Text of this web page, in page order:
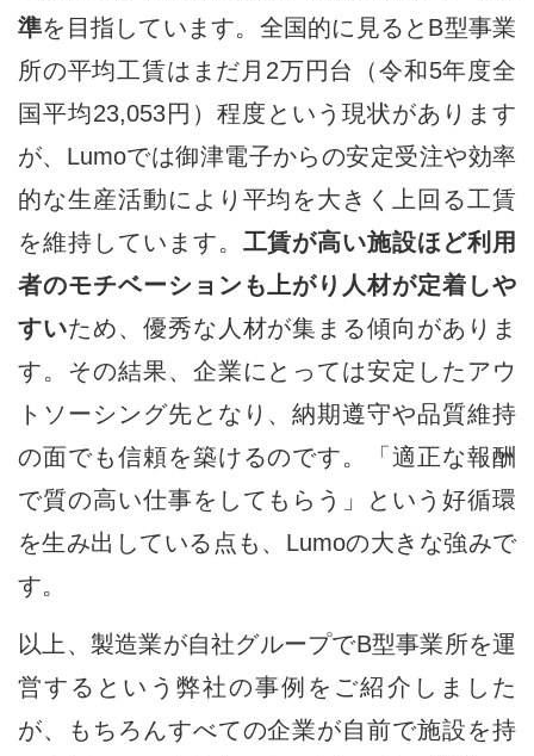
準を目指しています。全国的に見るとB型事業
所の平均工賃はまだ月2万円台（令和5年度全
国平均23,053円）程度という現状があります
が、Lumoでは御津電子からの安定受注や効率
的な生産活動により平均を大きく上回る工賃
を維持しています。 工賃が高い施設ほど利用
者のモチベーションも上がり人材が定着しや
すいため、優秀な人材が集まる傾向がありま
す。その結果、企業にとっては安定したアウ
トソーシング先となり、納期遵守や品質維持
の面でも信頼を築けるのです。「適正な報酬
で質の高い仕事をしてもらう」という好循環
を生み出している点も、Lumoの大きな強みで
す。
以上、製造業が自社グループでB型事業所を運
営するという弊社の事例をご紹介しました
が、もちろんすべての企業が自前で施設を持